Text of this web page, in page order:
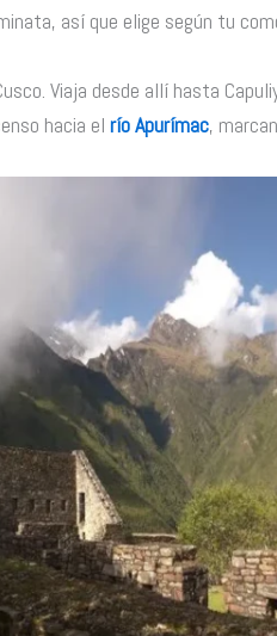
así que elige según tu
Viaja desde allí hasta
hacia el río Apurímac,